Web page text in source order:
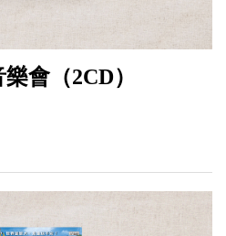
會（2CD）